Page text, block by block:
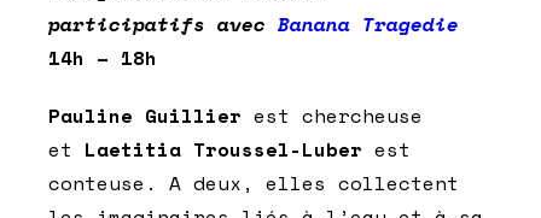
participatifs avec Banana Tragedie
14h – 18h
Pauline Guillier est chercheuse
et Laetitia Troussel-Luber est
conteuse. A deux, elles collectent